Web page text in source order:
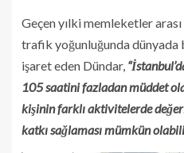
Geçen yılki memleketler
trafik yoğunluğunda dünyada
işaret eden Dündar,
105 saatini fazladan müddet
kişinin farklı aktivitelerde
katkı sağlaması mümkün